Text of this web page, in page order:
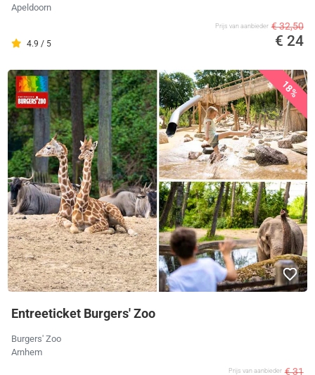
Apeldoorn
4.9 / 5
Prijs van aanbieder € 32,50
€ 24
18%
Entreeticket Burgers' Zoo
Burgers' Zoo
Arnhem
Prijs van aanbieder € 31